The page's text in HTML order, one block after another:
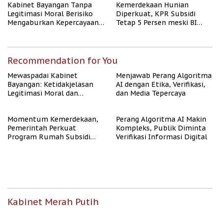
Kabinet Bayangan Tanpa
Legitimasi Moral Berisiko
Mengaburkan Kepercayaan
Kemerdekaan Hunian
Diperkuat, KPR Subsidi
Tetap 5 Persen meski BI
Recommendation for You
Mewaspadai Kabinet
Bayangan: Ketidakjelasan
Legitimasi Moral dan
Menjawab Perang Algoritma
AI dengan Etika, Verifikasi,
dan Media Tepercaya
Momentum Kemerdekaan,
Pemerintah Perkuat
Program Rumah Subsidi
Perang Algoritma AI Makin
Kompleks, Publik Diminta
Verifikasi Informasi Digital
Kabinet Merah Putih